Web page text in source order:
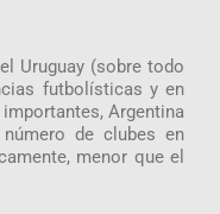
Uruguay (sobre todo
futbolísticas y en
Argentina
de clubes en
menor que el